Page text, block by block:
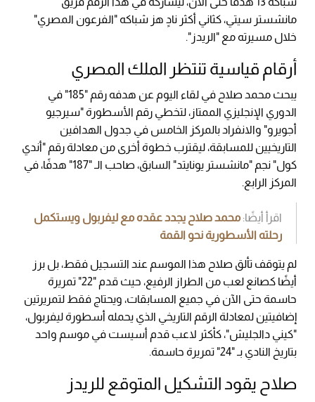
مانشستر سيتي، كثاني أكثر نادٍ هز شباكه "الفرعون المصري"
خلال مسيرته مع "الريدز".
أرقام قياسية تنتظر الملك المصري
يبحث محمد صلاح في لقاء اليوم عن هدفه رقم "185" في
الدوري الإنجليزي الممتاز، لتخطي رقم الأسطورة "سيرجيو
أجويرو" والانفراد بالمركز الخامس في جدول الهدافين
التاريخيين للمسابقة، ليقترب خطوة أخرى من معادلة رقم "أندي
كول" نجم "مانشستر يونايتد" السابق، صاحب الـ "187" هدفًا، في
المركز الرابع.
اقرأ أيضًا:محمد صلاح يجدد عقده مع ليفربول ويستكمل
رحلته الأسطورية نحو القمة
لم يتوقف تألق صلاح هذا الموسم عند التسجيل فقط، بل برز
أيضًا كصانع لعب من الطراز الرفيع، حيث قدم "22" تمريرة
حاسمة حتى الآن في جميع المسابقات، ويحتاج فقط لتمريرتين
إضافيتين لمعادلة الرقم التاريخي الذي يحمله أسطورة ليفربول،
"كيني دالجليش"، كأكثر لاعب قدم أسيست في موسم واحد
بتاريخ النادي بـ "24" تمريرة حاسمة.
صلاح يقود التشكيل المتوقع للريدز